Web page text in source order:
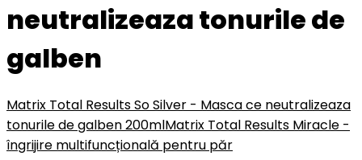
neutralizeaza tonurile de
galben
Matrix Total Results So Silver - Masca ce neutralizeaza
tonurile de galben 200mlMatrix Total Results Miracle -
îngrijire multifuncțională pentru păr